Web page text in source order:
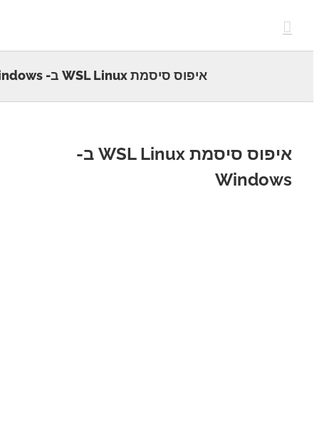
איפוס סיסמת WSL Linux ב- Windows
איפוס סיסמת WSL Linux ב-